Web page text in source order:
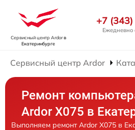
Сервисный центр Ardorв
Екатеринбурге
+7
Ежедневно
Сервисный центр Ardor
Ремонт
Ardor X075 в
Выполняем ремонт Ardor X075 в